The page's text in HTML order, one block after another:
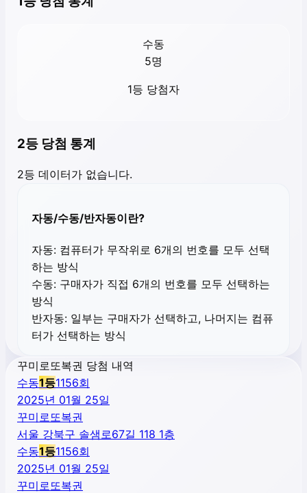
수동
5명
1등 당첨자
2등 당첨 통계
2등 데이터가 없습니다.
자동/수동/반자동이란?
자동: 컴퓨터가 무작위로 6개의 번호를 모두 선택
하는 방식
수동: 구매자가 직접 6개의 번호를 모두 선택하는
방식
반자동: 일부는 구매자가 선택하고, 나머지는 컴퓨
터가 선택하는 방식
꾸미로또복권 당첨 내역
수동1등1156회
2025년 01월 25일
꾸미로또복권
서울 강북구 솔샘로67길 118 1층
수동1등1156회
2025년 01월 25일
꾸미로또복권